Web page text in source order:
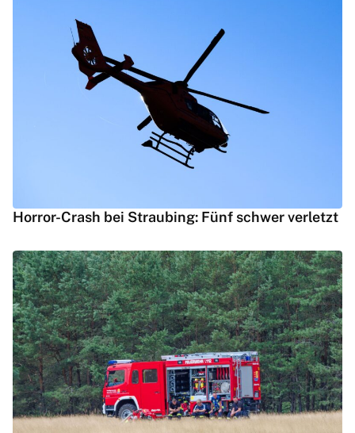
Horror-Crash bei Straubing: Fünf schwer verletzt